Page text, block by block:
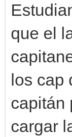
que el
los cap
capitán
cargar